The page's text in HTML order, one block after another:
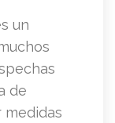
un
de